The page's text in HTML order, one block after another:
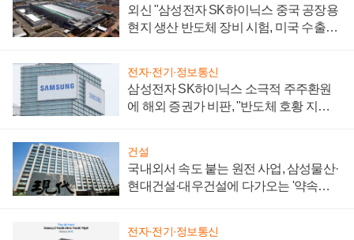
외신 "삼성전자 SK하이닉스 중국 공장용
현지 생산 반도체 장비 시험, 미국 수출통
전자·전기·정보통신
삼성전자 SK하이닉스 소극적 주주환원
에 해외 증권가 비판, "반도체 호황 지속
건설
국내외서 속도 붙는 원전 사업, 삼성물산·
현대건설·대우건설에 다가오는 '약속의
전자·전기·정보통신